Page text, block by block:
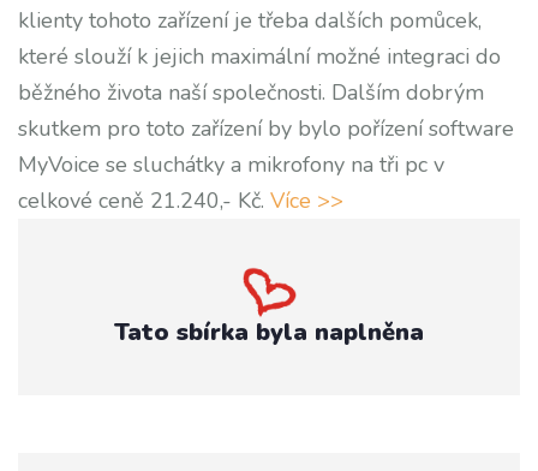
klienty tohoto zařízení je třeba dalších pomůcek,
které slouží k jejich maximální možné integraci do
běžného života naší společnosti. Dalším dobrým
skutkem pro toto zařízení by bylo pořízení software
MyVoice se sluchátky a mikrofony na tři pc v
celkové ceně 21.240,- Kč. Více >>
Tato sbírka byla naplněna